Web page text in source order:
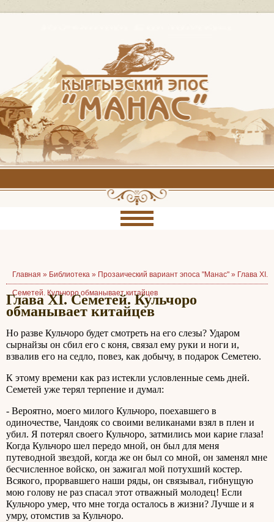
Главная » Библиотека » Прозаический вариант эпоса "Манас" » Глава XI.
Семетей. Кульчоро обманывает китайцев
Глава XI. Семетей. Кульчоро
обманывает китайцев
Но разве Кульчоро будет смотреть на его слезы? Ударом
сырнайзы он сбил его с коня, связал ему руки и ноги и,
взвалив его на седло, повез, как добычу, в подарок Семетею.
К этому времени как раз истекли условленные семь дней.
Семетей уже терял терпение и думал:
- Вероятно, моего милого Кульчоро, поехавшего в
одиночестве, Чандояк со своими великанами взял в плен и
убил. Я потерял своего Кульчоро, затмились мои карие глаза!
Когда Кульчоро шел передо мной, он был для меня
путеводной звездой, когда же он был со мной, он заменял мне
бесчисленное войско, он зажигал мой потухший костер.
Всякого, прорвавшего наши ряды, он связывал, гибнущую
мою голову не раз спасал этот отважный молодец! Если
Кульчоро умер, что мне тогда осталось в жизни? Лучше и я
умру, отомстив за Кульчоро.